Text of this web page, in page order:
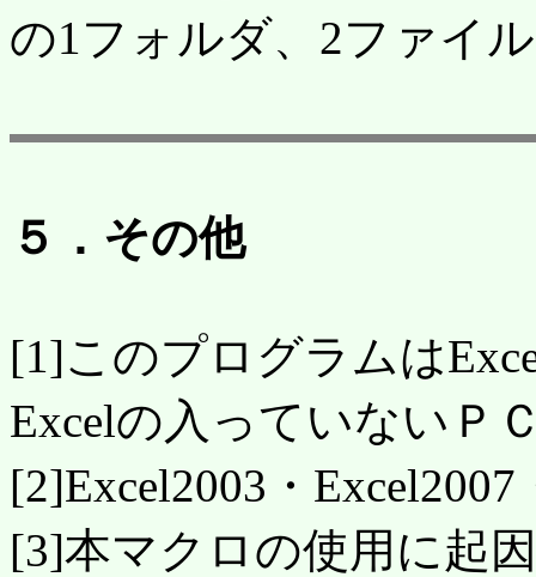
の1フォルダ、2ファイ
５．その他
[1]このプログラムは
Excelの入っていないＰ
[2]Excel2003・
[3]本マクロの使用に起